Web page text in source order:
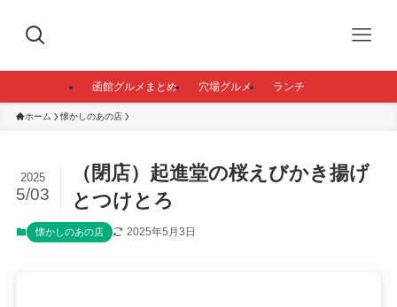
函館グルメまとめ 穴場グルメ ランチ
ホーム 懐かしのあの店
（閉店）起進堂の桜えびかき揚げ
とつけとろ
2025
5/03
懐かしのあの店 2025年5月3日